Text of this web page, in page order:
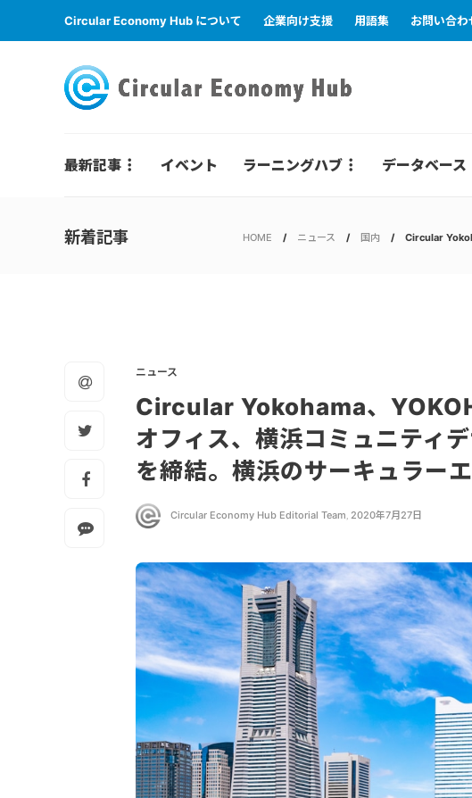
Circular Economy Hub について 企業向け支援 用語集 お問い合わ
最新記事 イベント ラーニングハブ データベース
新着記事 HOME ニュース 国内 Circular
ニュース
Circular Yokohama、
オフィス、横浜コミュニティ
を締結。横浜のサーキュラー
Circular Economy Hub Editorial Team, 2020年7月27日